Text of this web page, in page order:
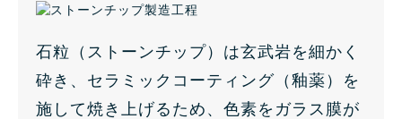
石粒（ストーンチップ）は玄武岩を細かく
砕き、セラミックコーティング（釉薬）を
施して焼き上げるため、色素をガラス膜が